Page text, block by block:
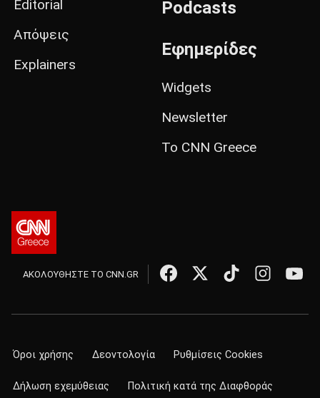
Editorial
Απόψεις
Explainers
Podcasts
Εφημερίδες
Widgets
Newsletter
Το CNN Greece
ΑΚΟΛΟΥΘΗΣΤΕ ΤΟ CNN.GR
Όροι χρήσης Δεοντολογία Ρυθμίσεις Cookies
Δήλωση εχεμύθειας Πολιτική κατά της Διαφθοράς